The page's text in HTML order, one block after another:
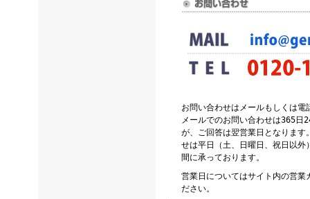
お問い合わせはメールもしくは電
メールでのお問い合わせは365日
が、ご回答は翌営業日となります
せは平日（土、日曜日、祝日以
間に承っております。
営業日についてはサイト内の営業
ださい。